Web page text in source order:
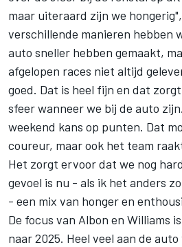
maar uiteraard zijn we
verschillende manieren hebben
auto sneller hebben gemaakt,
afgelopen races niet altijd
goed. Dat is heel fijn en dat
sfeer wanneer we bij de auto
weekend kans op punten. Dat
coureur, maar ook het team
Het zorgt ervoor dat we nog
gevoel is nu - als ik het anders
- een mix van honger en
De focus van Albon en Williams
naar 2025. Heel veel aan de